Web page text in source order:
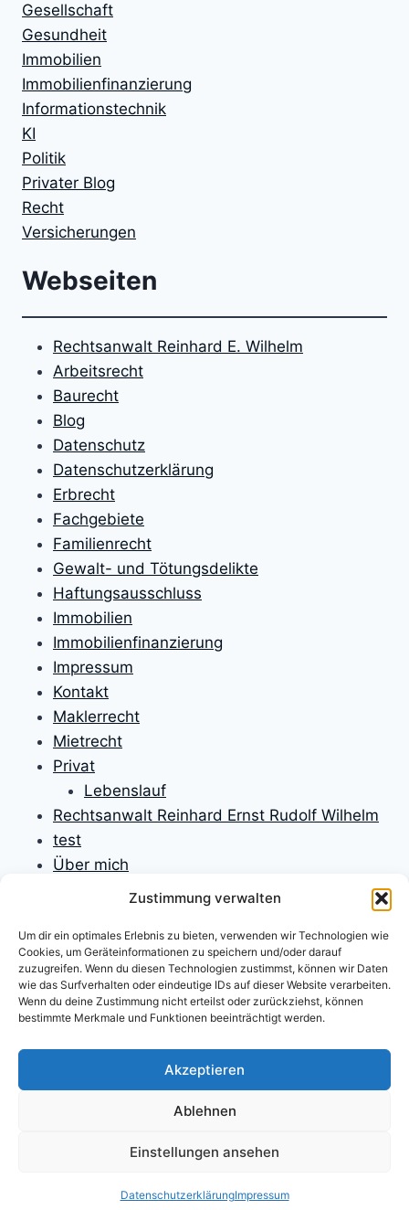
Zustimmung verwalten
Um dir ein optimales Erlebnis zu bieten, verwenden wir Technologien wie
Cookies, um Geräteinformationen zu speichern und/oder darauf
zuzugreifen. Wenn du diesen Technologien zustimmst, können wir Daten
wie das Surfverhalten oder eindeutige IDs auf dieser Website verarbeiten.
Wenn du deine Zustimmung nicht erteilst oder zurückziehst, können
bestimmte Merkmale und Funktionen beeinträchtigt werden.
Akzeptieren
Ablehnen
Einstellungen ansehen
DatenschutzerklärungImpressum
Gesellschaft
Gesundheit
Immobilien
Immobilienfinanzierung
Informationstechnik
KI
Politik
Privater Blog
Recht
Versicherungen
Webseiten
Rechtsanwalt Reinhard E. Wilhelm
Arbeitsrecht
Baurecht
Blog
Datenschutz
Datenschutzerklärung
Erbrecht
Fachgebiete
Familienrecht
Gewalt- und Tötungsdelikte
Haftungsausschluss
Immobilien
Immobilienfinanzierung
Impressum
Kontakt
Maklerrecht
Mietrecht
Privat
Lebenslauf
Rechtsanwalt Reinhard Ernst Rudolf Wilhelm
test
Über mich
Unfallversicherungen
Verfassungsrecht
Versicherungen
Versicherungsrecht
Willkommen
Zivilprozessrecht
Datenschutzerklärung